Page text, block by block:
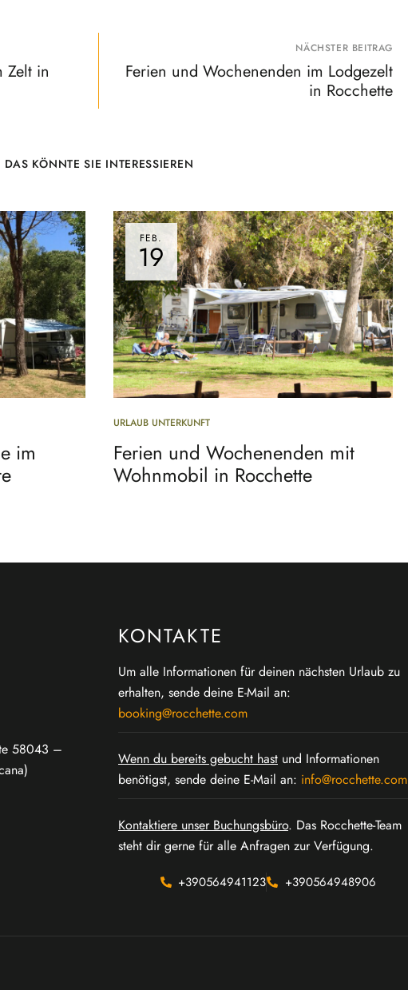
Zelt in
NÄCHSTER BEITRAG
Ferien und Wochenenden im Lodgezelt
in Rocchette
DAS KÖNNTE SIE INTERESSIEREN
im
FEB.
19
URLAUB UNTERKUNFT
Ferien und Wochenenden mit
Wohnmobil in Rocchette
58043 –
KONTAKTE
Um alle Informationen für deinen nächsten Urlaub zu
erhalten, sende deine E-Mail an:
booking@rocchette.com
Wenn du bereits gebucht hastund Informationen
benötigst, sende deine E-Mail an: info@rocchette.com
Kontaktiere unser Buchungsbüro. Das Rocchette-Team
steht dir gerne für alle Anfragen zur Verfügung.
+390564941123 +390564948906